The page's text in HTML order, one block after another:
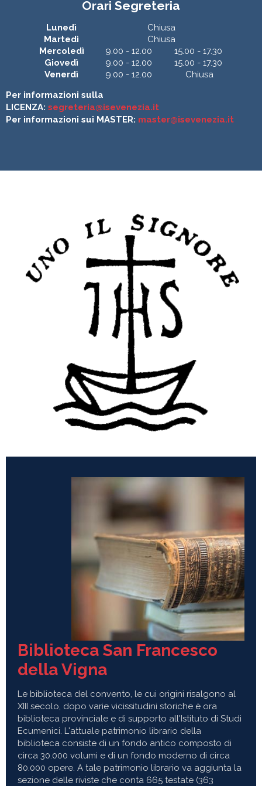
Orari Segreteria
Lunedì
Chiusa
Martedì
Chiusa
Mercoledì
9.00 - 12.00
15.00 - 17.30
Giovedì
9.00 - 12.00
15.00 - 17.30
Venerdì
9.00 - 12.00
Chiusa
Per informazioni sulla
LICENZA: segreteria@isevenezia.it
Per informazioni sui MASTER: master@isevenezia.it
Biblioteca San Francesco
della Vigna
Le biblioteca del convento, le cui origini risalgono al
XIII secolo, dopo varie vicissitudini storiche è ora
biblioteca provinciale e di supporto all'Istituto di Studi
Ecumenici. L'attuale patrimonio librario della
biblioteca consiste di un fondo antico composto di
circa 30.000 volumi e di un fondo moderno di circa
80.000 opere. A tale patrimonio librario va aggiunta la
sezione delle riviste che conta 665 testate (363